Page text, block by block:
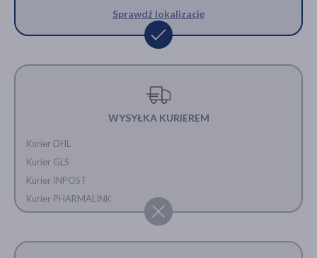
Sprawdź lokalizację
WYSYŁKA KURIEREM
Kurier DHL
Kurier GLS
Kurier INPOST
Kurier PHARMALINK